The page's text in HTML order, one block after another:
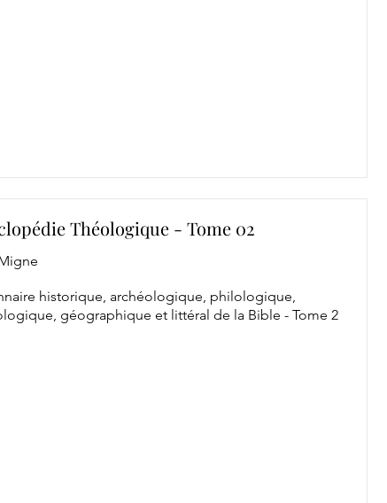
Théologique - Tome 02
historique, archéologique, philologique,
géographique et littéral de la Bible - Tome 2